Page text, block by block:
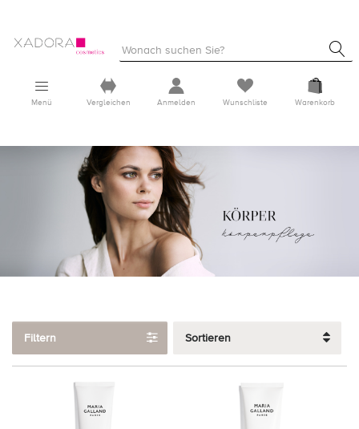
Menü Vergleichen Anmelden Wunschliste Warenkorb
Filtern Sortieren